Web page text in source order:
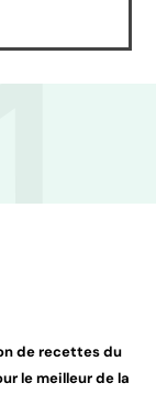
de recettes du
le meilleur de la